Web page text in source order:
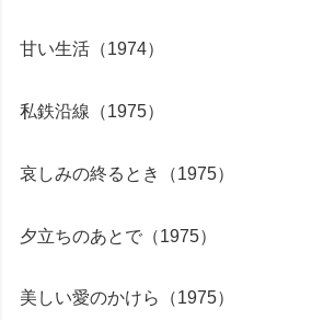
甘い生活（1974）
私鉄沿線（1975）
哀しみの終るとき（1975）
夕立ちのあとで（1975）
美しい愛のかけら（1975）